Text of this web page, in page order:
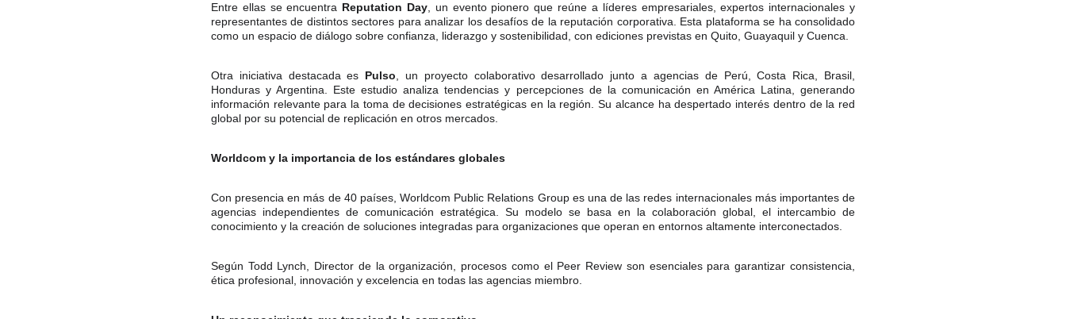
Entre ellas se encuentra Reputation Day , un evento pionero que reúne a líderes empresariales, expertos internacionales y
representantes de distintos sectores para analizar los desafíos de la reputación corporativa. Esta plataforma se ha consolidado
como un espacio de diálogo sobre confianza, liderazgo y sostenibilidad, con ediciones previstas en Quito, Guayaquil y Cuenca.
Otra iniciativa destacada es Pulso , un proyecto colaborativo desarrollado junto a agencias de Perú, Costa Rica, Brasil,
Honduras y Argentina. Este estudio analiza tendencias y percepciones de la comunicación en América Latina, generando
información relevante para la toma de decisiones estratégicas en la región. Su alcance ha despertado interés dentro de la red
global por su potencial de replicación en otros mercados.
Worldcom y la importancia de los estándares globales
Con presencia en más de 40 países, Worldcom Public Relations Group es una de las redes internacionales más importantes de
agencias independientes de comunicación estratégica. Su modelo se basa en la colaboración global, el intercambio de
conocimiento y la creación de soluciones integradas para organizaciones que operan en entornos altamente interconectados.
Según Todd Lynch, Director de la organización, procesos como el Peer Review son esenciales para garantizar consistencia,
ética profesional, innovación y excelencia en todas las agencias miembro.